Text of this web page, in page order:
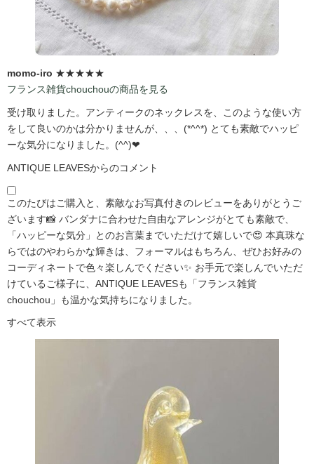
momo-iro ★★★★★
フランス雑貨chouchouの商品を見る
受け取りました。アンティークのネックレスを、このような使い方
をして良いのかは分かりませんが、、、(*^^*) とても素敵でハッピ
ーな気分になりました。(^^)❤
ANTIQUE LEAVESからのコメント
このたびはご購入と、素敵なお写真付きのレビューをありがとうご
ざいます📸 バンダナに合わせた自由なアレンジがとても素敵で、
「ハッピーな気分」とのお言葉までいただけて嬉しいで😍 本真珠な
らではのやわらかな輝きは、フォーマルはもちろん、ぜひお好みの
コーディネートで色々楽しんでください✨ お手元で楽しんでいただ
けているご様子に、ANTIQUE LEAVESも「フランス雑貨
chouchou」も温かな気持ちになりました。
すべて表示